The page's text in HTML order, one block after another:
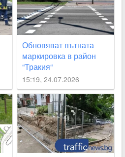
Обновяват пътната
маркировка в район
“Тракия“
15:19, 24.07.2026